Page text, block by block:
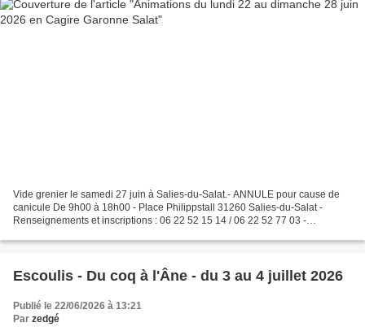
Vide grenier le samedi 27 juin à Salies-du-Salat.- ANNULE pour cause de
canicule De 9h00 à 18h00 - Place Philippstall 31260 Salies-du-Salat -
Renseignements et inscriptions : 06 22 52 15 14 / 06 22 52 77 03 -
Escoulis - Du coq à l'Âne - du 3 au 4 juillet 2026
Publié le 22/06/2026 à 13:21
Par zedgé